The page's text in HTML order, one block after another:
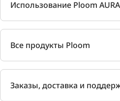
Использование Ploom AURA
Все продукты Ploom
Заказы, доставка и